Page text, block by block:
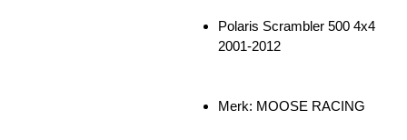
Polaris Scrambler 500 4x4
2001-2012
Merk: MOOSE RACING